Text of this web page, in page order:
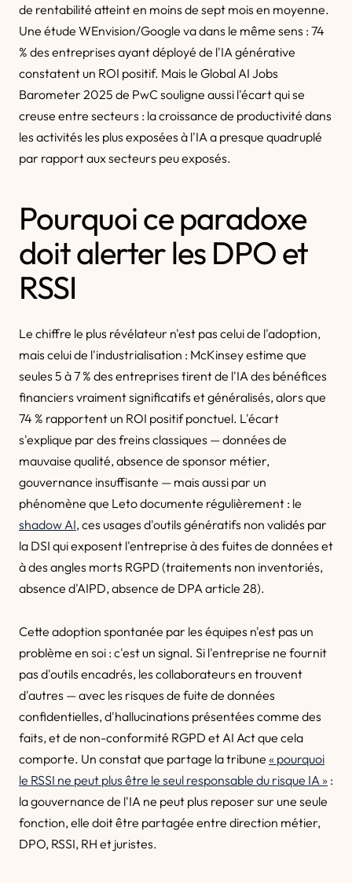
de rentabilité atteint en moins de sept mois en moyenne.
Une étude WEnvision/Google va dans le même sens : 74
% des entreprises ayant déployé de l'IA générative
constatent un ROI positif. Mais le Global AI Jobs
Barometer 2025 de PwC souligne aussi l'écart qui se
creuse entre secteurs : la croissance de productivité dans
les activités les plus exposées à l'IA a presque quadruplé
par rapport aux secteurs peu exposés.
Pourquoi ce paradoxe
doit alerter les DPO et
RSSI
Le chiffre le plus révélateur n'est pas celui de l'adoption,
mais celui de l'industrialisation : McKinsey estime que
seules 5 à 7 % des entreprises tirent de l'IA des bénéfices
financiers vraiment significatifs et généralisés, alors que
74 % rapportent un ROI positif ponctuel. L'écart
s'explique par des freins classiques — données de
mauvaise qualité, absence de sponsor métier,
gouvernance insuffisante — mais aussi par un
phénomène que Leto documente régulièrement : le
shadow AI, ces usages d'outils génératifs non validés par
la DSI qui exposent l'entreprise à des fuites de données et
à des angles morts RGPD (traitements non inventoriés,
absence d'AIPD, absence de DPA article 28).
Cette adoption spontanée par les équipes n'est pas un
problème en soi : c'est un signal. Si l'entreprise ne fournit
pas d'outils encadrés, les collaborateurs en trouvent
d'autres — avec les risques de fuite de données
confidentielles, d'hallucinations présentées comme des
faits, et de non-conformité RGPD et AI Act que cela
comporte. Un constat que partage la tribune « pourquoi
le RSSI ne peut plus être le seul responsable du risque IA » :
la gouvernance de l'IA ne peut plus reposer sur une seule
fonction, elle doit être partagée entre direction métier,
DPO, RSSI, RH et juristes.